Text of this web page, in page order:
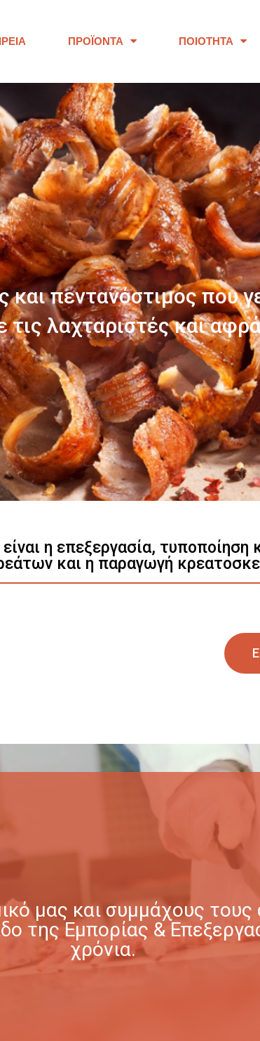
ΠΡΟΪΌΝΤΑ ΠΟΙΌΤΗΤΑ
ΑΠΟ 40 ΧΡΟΝΙΑ
εξαιρετικής
Γνωρίστε μας
η επεξεργασία,
και η παραγωγή
μας και συμμάχους τους
της Εμπορίας &
χρόνια.